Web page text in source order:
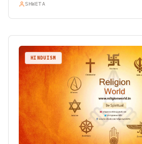
SHWETA
HINDUISM